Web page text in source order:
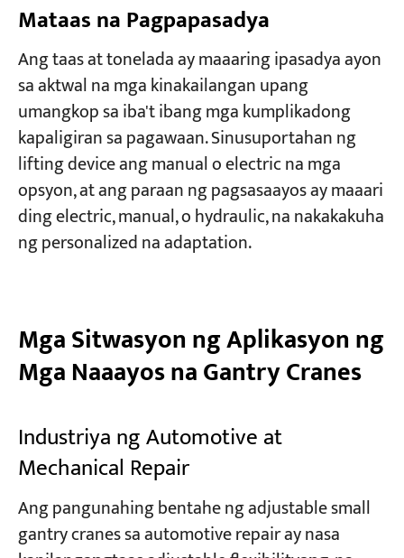
Mataas na Pagpapasadya
Ang taas at tonelada ay maaaring ipasadya ayon
sa aktwal na mga kinakailangan upang
umangkop sa iba't ibang mga kumplikadong
kapaligiran sa pagawaan. Sinusuportahan ng
lifting device ang manual o electric na mga
opsyon, at ang paraan ng pagsasaayos ay maaari
ding electric, manual, o hydraulic, na nakakakuha
ng personalized na adaptation.
Mga Sitwasyon ng Aplikasyon ng
Mga Naaayos na Gantry Cranes
Industriya ng Automotive at
Mechanical Repair​​
Ang pangunahing bentahe ng adjustable small
gantry cranes sa automotive repair ay nasa